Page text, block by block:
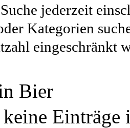
jederzeit
Kategorien
eingeschränkt
Bier